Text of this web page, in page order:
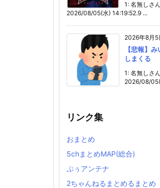
1: 名無しさ
2026/08/05(水) 14:19:52.9 ...
2026年8月5
【悲報】
しまくる
1: 名無しさ
2026/08/05(
リンク集
おまとめ
5chまとめMAP(総合)
ぷぅアンテナ
2ちゃんねるまとめるまとめ